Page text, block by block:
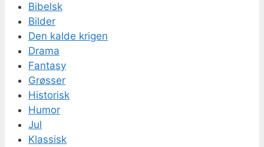
Bibelsk
Bilder
Den kalde krigen
Drama
Fantasy
Grøsser
Historisk
Humor
Jul
Klassisk